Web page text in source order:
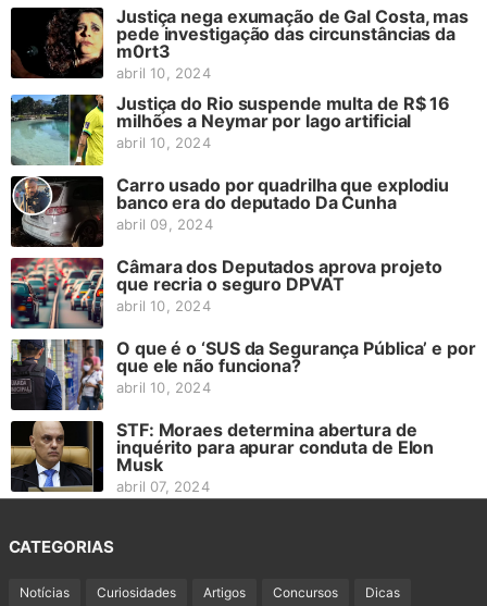
Justiça nega exumação de Gal Costa, mas
pede investigação das circunstâncias da
m0rt3
abril 10, 2024
Justiça do Rio suspende multa de R$ 16
milhões a Neymar por lago artificial
abril 10, 2024
Carro usado por quadrilha que explodiu
banco era do deputado Da Cunha
abril 09, 2024
Câmara dos Deputados aprova projeto
que recria o seguro DPVAT
abril 10, 2024
O que é o ‘SUS da Segurança Pública’ e por
que ele não funciona?
abril 10, 2024
STF: Moraes determina abertura de
inquérito para apurar conduta de Elon
Musk
abril 07, 2024
CATEGORIAS
Notícias Curiosidades Artigos Concursos Dicas